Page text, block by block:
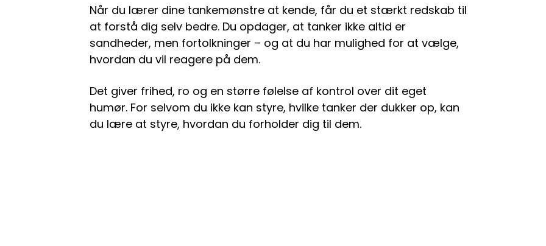
Når du lærer dine tankemønstre at kende, får du et stærkt redskab til
at forstå dig selv bedre. Du opdager, at tanker ikke altid er
sandheder, men fortolkninger – og at du har mulighed for at vælge,
hvordan du vil reagere på dem.
Det giver frihed, ro og en større følelse af kontrol over dit eget
humør. For selvom du ikke kan styre, hvilke tanker der dukker op, kan
du lære at styre, hvordan du forholder dig til dem.